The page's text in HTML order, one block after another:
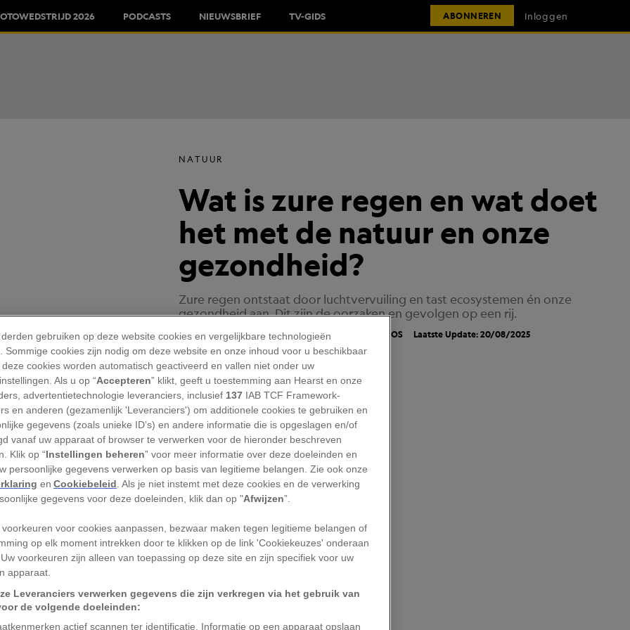
2026 PODCASTS NIEUWSBRIEF TV-GIDS ABONNEREN Inloggen
NATUUR
Wat is zure regen en wat doet
het met de natuur en onze
gezondheid?
Zure regen ontstaat door luchtvervuiling en tast ecosystemen én onze
gezondheid aan. Dit zijn de oorzaken en gevolgen op een rij.
TEKST CHRISTINA NUNEZ, VERTALING ROELIENE BOS Laatste Update: 20/08/2025
van neerslag met een hoog gehalte
Van regen tot sneeuw, maar
materiaal dat op aarde neerdwarrelt.
zuur, met een pH-waarde van 5,6,
tussen de 4,2 en 4,4 heeft. Hoe
effect ervan op de planeet en ons
veroorzaker
zure regen, zoals rottende vegetatie en
gebruiken op deze website cookies en vergelijkbare technologieën
Sommige cookies zijn nodig om deze website en onze inhoud voor u beschikbaar
cookies worden automatisch geactiveerd en vallen niet onder uw
Als u op “Accepteren” klikt, geeft u toestemming aan Hearst en onze
advertentietechnologie leveranciers, inclusief 137 IAB TCF Framework-
en anderen (gezamenlijk 'Leveranciers') om additionele cookies te gebruiken en
gegevens (zoals unieke ID’s) en andere informatie die is opgeslagen en/of
vanaf uw apparaat of browser te verwerken voor de hieronder beschreven
Klik op “Instellingen beheren” voor meer informatie over deze doeleinden en
persoonlijke gegevens verwerken op basis van legitieme belangen. Zie ook onze
enCookiebeleid . Als je niet instemt met deze cookies en de verwerking
gegevens voor deze doeleinden, klik dan op "Afwijzen”.
voorkeuren voor cookies aanpassen, bezwaar maken tegen legitieme belangen of
op elk moment intrekken door te klikken op de link 'Cookiekeuzes' onderaan
voorkeuren zijn alleen van toepassing op deze site en zijn specifiek voor uw
apparaat.
Leveranciers verwerken gegevens die zijn verkregen via het gebruik van
de volgende doeleinden:
actief scannen ter identificatie. Informatie op een apparaat opslaan